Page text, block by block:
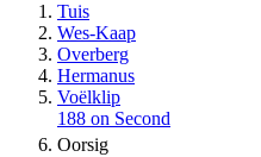
Tuis
Wes-Kaap
Overberg
Hermanus
Voëlklip
188 on Second
Oorsig